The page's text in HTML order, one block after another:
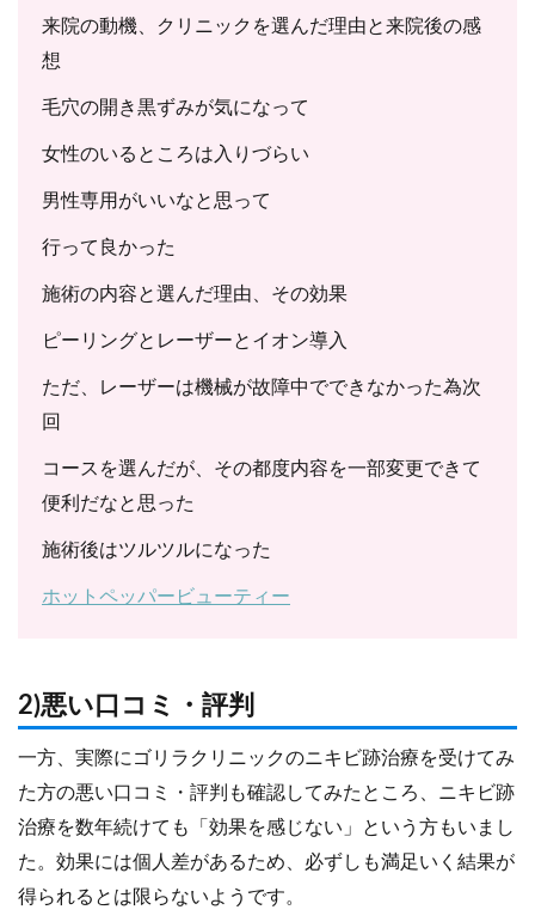
来院の動機、クリニックを選んだ理由と来院後の感
想
毛穴の開き黒ずみが気になって
女性のいるところは入りづらい
男性専用がいいなと思って
行って良かった
施術の内容と選んだ理由、その効果
ピーリングとレーザーとイオン導入
ただ、レーザーは機械が故障中でできなかった為次
回
コースを選んだが、その都度内容を一部変更できて
便利だなと思った
施術後はツルツルになった
ホットペッパービューティー
2)悪い口コミ・評判
一方、実際にゴリラクリニックのニキビ跡治療を受けてみ
た方の悪い口コミ・評判も確認してみたところ、ニキビ跡
治療を数年続けても「効果を感じない」という方もいまし
た。効果には個人差があるため、必ずしも満足いく結果が
得られるとは限らないようです。